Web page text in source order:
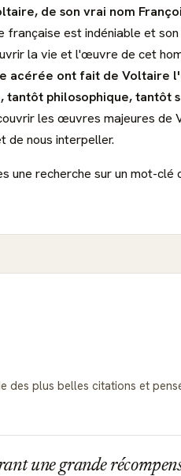
de son vrai nom
est indéniable et
la vie et l'œuvre de cet
acérée ont fait de Voltaire
philosophique,
les œuvres majeures de
de nous interpeller.
une recherche sur un mot-clé
des plus belles citations et
une grande